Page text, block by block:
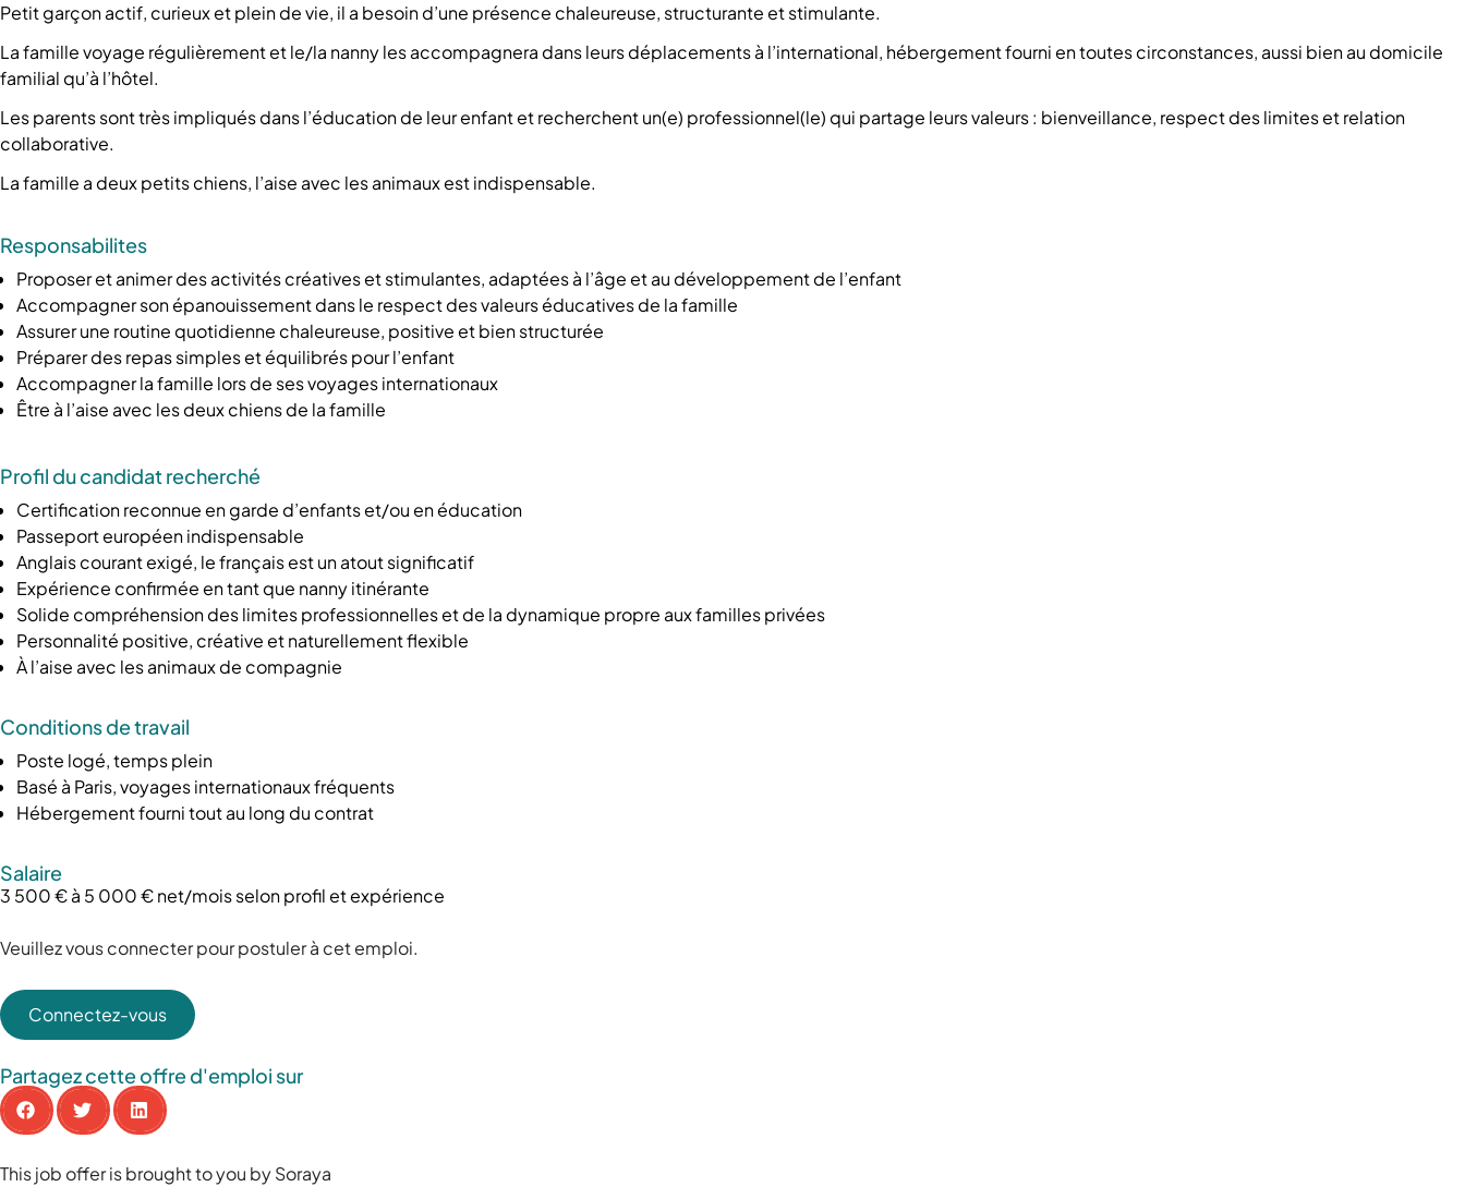
Petit garçon actif, curieux et plein de vie, il a besoin d’une présence chaleureuse, structurante et stimulante.
La famille voyage régulièrement et le/la nanny les accompagnera dans leurs déplacements à l’international, hébergement fourni en toutes circonstances, aussi bien au domicile
familial qu’à l’hôtel.
Les parents sont très impliqués dans l’éducation de leur enfant et recherchent un(e) professionnel(le) qui partage leurs valeurs : bienveillance, respect des limites et relation
collaborative.
La famille a deux petits chiens, l’aise avec les animaux est indispensable.
Responsabilites
Proposer et animer des activités créatives et stimulantes, adaptées à l’âge et au développement de l’enfant
Accompagner son épanouissement dans le respect des valeurs éducatives de la famille
Assurer une routine quotidienne chaleureuse, positive et bien structurée
Préparer des repas simples et équilibrés pour l’enfant
Accompagner la famille lors de ses voyages internationaux
Être à l’aise avec les deux chiens de la famille
Profil du candidat recherché
Certification reconnue en garde d’enfants et/ou en éducation
Passeport européen indispensable
Anglais courant exigé, le français est un atout significatif
Expérience confirmée en tant que nanny itinérante
Solide compréhension des limites professionnelles et de la dynamique propre aux familles privées
Personnalité positive, créative et naturellement flexible
À l’aise avec les animaux de compagnie
Conditions de travail
Poste logé, temps plein
Basé à Paris, voyages internationaux fréquents
Hébergement fourni tout au long du contrat
Salaire
3 500 € à 5 000 € net/mois selon profil et expérience
Veuillez vous connecter pour postuler à cet emploi.
Connectez-vous
Partagez cette offre d'emploi sur
This job offer is brought to you by Soraya